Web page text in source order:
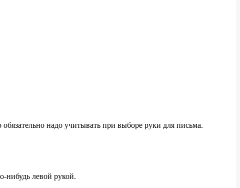
надо учитывать при выборе руки для письма.
нибудь левой рукой.